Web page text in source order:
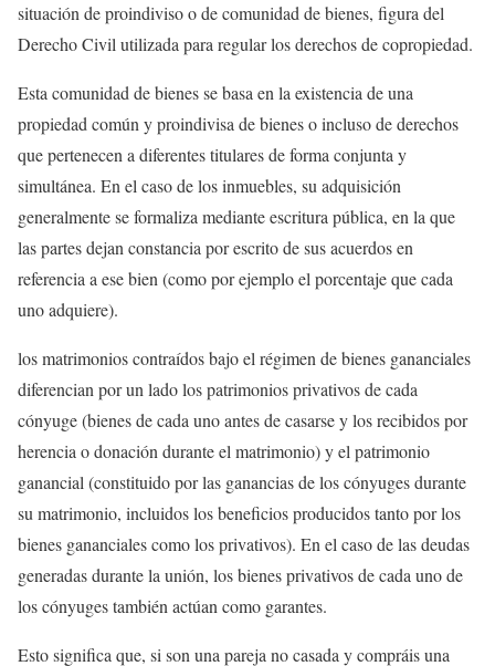
situación de proindiviso o de comunidad de bienes, figura del
Derecho Civil utilizada para regular los derechos de copropiedad.
Esta comunidad de bienes se basa en la existencia de una
propiedad común y proindivisa de bienes o incluso de derechos
que pertenecen a diferentes titulares de forma conjunta y
simultánea. En el caso de los inmuebles, su adquisición
generalmente se formaliza mediante escritura pública, en la que
las partes dejan constancia por escrito de sus acuerdos en
referencia a ese bien (como por ejemplo el porcentaje que cada
uno adquiere).
los matrimonios contraídos bajo el régimen de bienes gananciales
diferencian por un lado los patrimonios privativos de cada
cónyuge (bienes de cada uno antes de casarse y los recibidos por
herencia o donación durante el matrimonio) y el patrimonio
ganancial (constituido por las ganancias de los cónyuges durante
su matrimonio, incluidos los beneficios producidos tanto por los
bienes gananciales como los privativos). En el caso de las deudas
generadas durante la unión, los bienes privativos de cada uno de
los cónyuges también actúan como garantes.
Esto significa que, si son una pareja no casada y compráis una